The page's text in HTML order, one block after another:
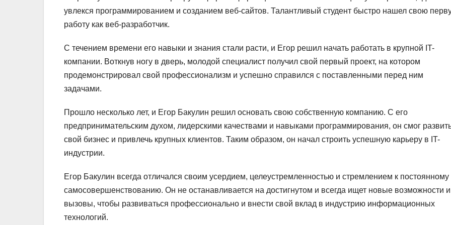
увлекся программированием и созданием веб-сайтов. Талантливый студент быстро нашел свою
работу как веб-разработчик.
С течением времени его навыки и знания стали расти, и Егор решил начать работать в крупной IT-
компании. Воткнув ногу в дверь, молодой специалист получил свой первый проект, на котором
продемонстрировал свой профессионализм и успешно справился с поставленными перед ним
задачами.
Прошло несколько лет, и Егор Бакулин решил основать свою собственную компанию. С его
предпринимательским духом, лидерскими качествами и навыками программирования, он смог
свой бизнес и привлечь крупных клиентов. Таким образом, он начал строить успешную карьеру в IT-
индустрии.
Егор Бакулин всегда отличался своим усердием, целеустремленностью и стремлением к постоянному
самосовершенствованию. Он не останавливается на достигнутом и всегда ищет новые возможности и
вызовы, чтобы развиваться профессионально и внести свой вклад в индустрию информационных
технологий.